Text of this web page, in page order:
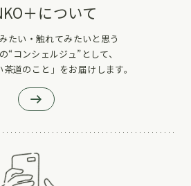
＋について
たい・触れてみたいと思う
“コンシェルジュ”として、
茶道のこと」をお届けします。